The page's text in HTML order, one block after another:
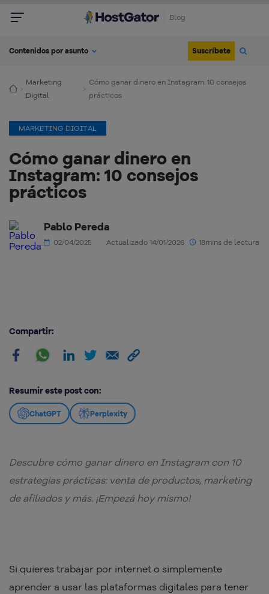
Blog
Contenidos por asunto Suscríbete
Marketing
Digital
Cómo ganar dinero en Instagram: 10 consejos
prácticos
MARKETING DIGITAL
Cómo ganar dinero en
Instagram: 10 consejos
prácticos
Pablo Pereda
02/04/2025 Actualizado 14/01/2026 18mins de lectura
Compartir:
Resumir este post con:
ChatGPT Perplexity
Descubre cómo ganar dinero en Instagram con 10
estrategias prácticas: venta de productos, marketing
de afiliados y más. ¡Empezá hoy mismo!
Si quieres trabajar por internet o simplemente
aprender a usar las plataformas digitales para tener